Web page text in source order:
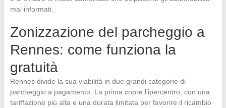
mal informati.
Zonizzazione del parcheggio a
Rennes: come funziona la
gratuità
Rennes divide la sua viabilità in due grandi categorie di
parcheggio a pagamento. La prima copre l’ipercentro, con una
tariffazione più alta e una durata limitata per favorire il ricambio